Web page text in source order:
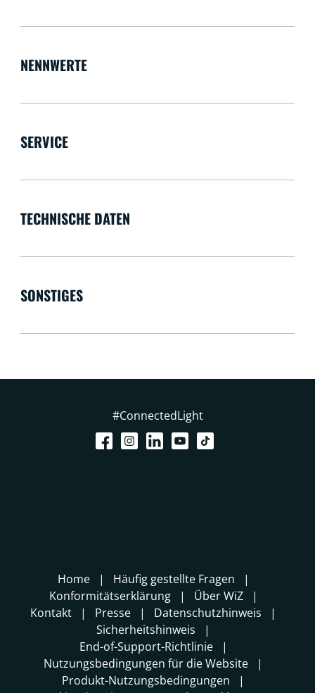
NENNWERTE
SERVICE
TECHNISCHE DATEN
SONSTIGES
#ConnectedLight
Home
Häufig gestellte Fragen
Konformitätserklärung
Über WiZ
Kontakt
Presse
Datenschutzhinweis
Sicherheitshinweis
End-of-Support-Richtlinie
Nutzungsbedingungen für die Website
Produkt-Nutzungsbedingungen